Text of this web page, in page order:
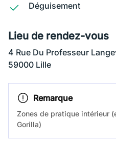
Déguisement
Lieu de rendez-vous
4 Rue Du Professeur
59000 Lille
Remarque
Zones de pratique intérieur
Gorilla)